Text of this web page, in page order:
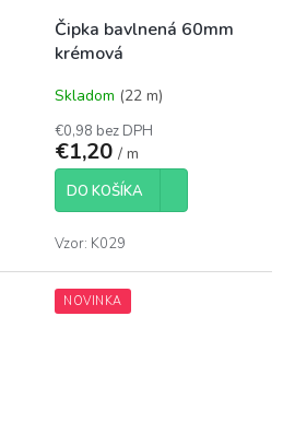
Čipka bavlnená 60mm
krémová
Skladom (22 m)
€0,98 bez DPH
€1,20 / m
DO KOŠÍKA
Vzor: K029
NOVINKA